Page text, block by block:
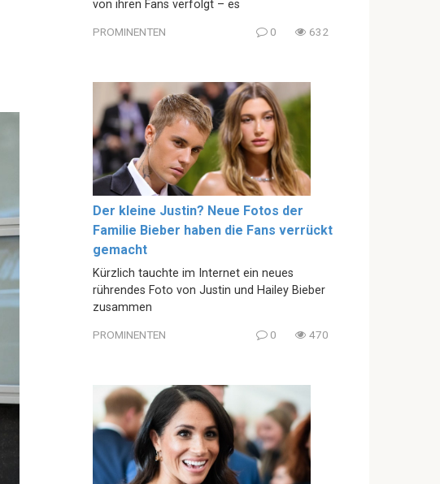
von ihren Fans verfolgt – es
PROMINENTEN 0 632
Der kleine Justin? Neue Fotos der
Familie Bieber haben die Fans verrückt
gemacht
Kürzlich tauchte im Internet ein neues
rührendes Foto von Justin und Hailey Bieber
zusammen
PROMINENTEN 0 470